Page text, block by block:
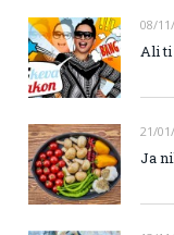
08/
Ali ti
21/
Ja